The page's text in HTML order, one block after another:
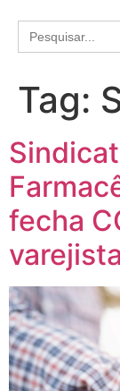
Search
for:
Tag:
fecha
varejista